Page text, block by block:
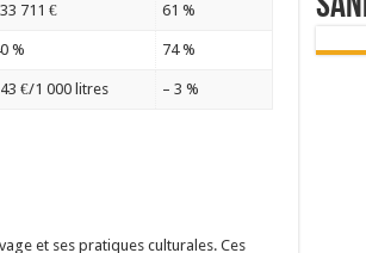
711 € 61 %
% 74 %
€/1 000 litres – 3 %
et ses pratiques culturales. Ces